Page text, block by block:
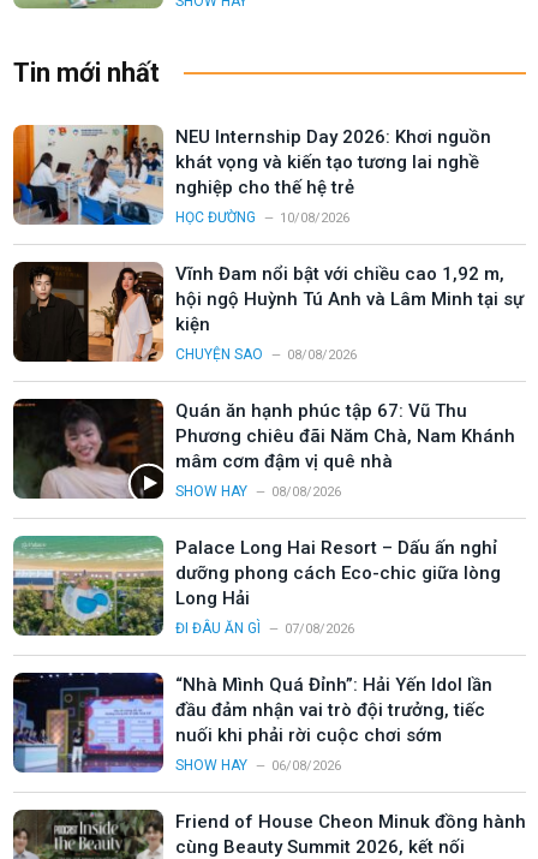
Tin mới nhất
NEU Internship Day 2026: Khơi nguồn
khát vọng và kiến tạo tương lai nghề
nghiệp cho thế hệ trẻ
HỌC ĐƯỜNG 10/08/2026
Vĩnh Đam nổi bật với chiều cao 1,92 m,
hội ngộ Huỳnh Tú Anh và Lâm Minh tại sự
kiện
CHUYỆN SAO 08/08/2026
Quán ăn hạnh phúc tập 67: Vũ Thu
Phương chiêu đãi Năm Chà, Nam Khánh
mâm cơm đậm vị quê nhà
SHOW HAY 08/08/2026
Palace Long Hai Resort – Dấu ấn nghỉ
dưỡng phong cách Eco-chic giữa lòng
Long Hải
ĐI ĐÂU ĂN GÌ 07/08/2026
“Nhà Mình Quá Đỉnh”: Hải Yến Idol lần
đầu đảm nhận vai trò đội trưởng, tiếc
nuối khi phải rời cuộc chơi sớm
SHOW HAY 06/08/2026
Friend of House Cheon Minuk đồng hành
cùng Beauty Summit 2026, kết nối